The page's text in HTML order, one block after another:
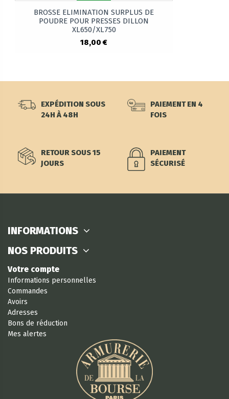
BROSSE ELIMINATION SURPLUS DE
POUDRE POUR PRESSES DILLON
XL650/XL750
18,00 €
EXPÉDITION SOUS
24H À 48H
PAIEMENT EN 4
FOIS
RETOUR SOUS 15
JOURS
PAIEMENT
SÉCURISÉ
INFORMATIONS
NOS PRODUITS
Votre compte
Informations personnelles
Commandes
Avoirs
Adresses
Bons de réduction
Mes alertes